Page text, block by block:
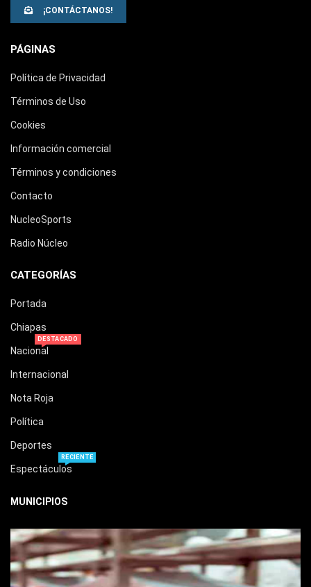
¡CONTÁCTANOS!
PÁGINAS
Política de Privacidad
Términos de Uso
Cookies
Información comercial
Términos y condiciones
Contacto
NucleoSports
Radio Núcleo
CATEGORÍAS
Portada
Chiapas
Nacional
DESTACADO
Internacional
Nota Roja
Política
Deportes
Espectáculos
RECIENTE
MUNICIPIOS